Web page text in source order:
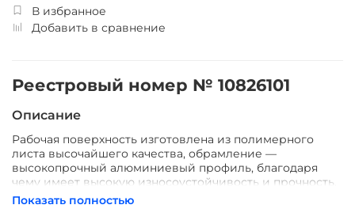
В избранное
Добавить в сравнение
Реестровый номер № 10826101
Описание
Рабочая поверхность изготовлена из полимерного
листа высочайшего качества, обрамление —
высокопрочный алюминиевый профиль, благодаря
чему имеет высокую износоустойчивость и прочность.
Имеется лоток для мела/маркера и принадлежностей.
Показать полностью